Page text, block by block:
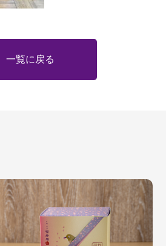
一覧に戻る